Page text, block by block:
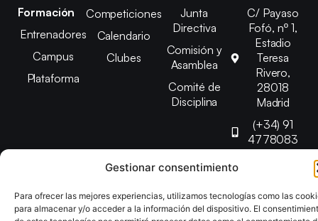
Gestionar consentimiento
Para ofrecer las mejores experiencias, utilizamos tecnologías como las
para almacenar y/o acceder a la información del dispositivo. El
Formación
Entrenadores
Campus
Plataforma
Competiciones
Calendario
Clubes
Junta
Directiva
Comisión y
Asamblea
Comité de
Disciplina
C/ Payaso
Fofó, nº 1,
Estadio
Teresa
Rivero,
28018
Madrid
(+34) 91
4778083
Copyright © 2025 Federación Madrileña de Tenis de Mesa |